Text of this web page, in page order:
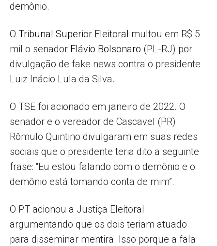
demônio.
O Tribunal Superior Eleitoral multou em R$ 5
mil o senador Flávio Bolsonaro (PL-RJ) por
divulgação de fake news contra o presidente
Luiz Inácio Lula da Silva.
O TSE foi acionado em janeiro de 2022. O
senador e o vereador de Cascavel (PR)
Rômulo Quintino divulgaram em suas redes
sociais que o presidente teria dito a seguinte
frase: “Eu estou falando com o demônio e o
demônio está tomando conta de mim”.
O PT acionou a Justiça Eleitoral
argumentando que os dois teriam atuado
para disseminar mentira. Isso porque a fala